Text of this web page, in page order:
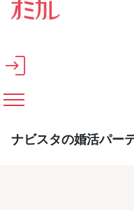
メインコンテンツへスキップ
ナビスタの婚活パー